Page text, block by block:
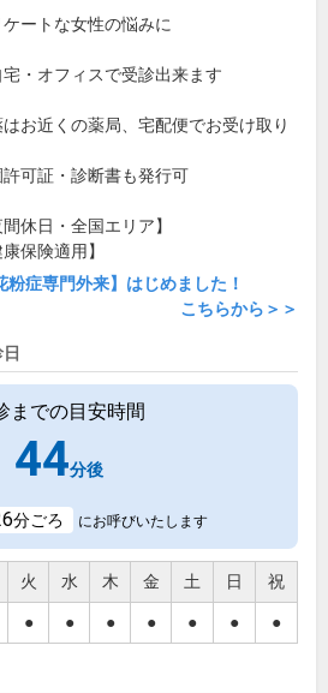
ートな女性の悩みに
宅・オフィスで受診出来ます
はお近くの薬局、宅配便でお受け取り
許可証・診断書も発行可
間休日・全国エリア】
康保険適用】
粉症専門外来】はじめました！
こちらから＞＞
までの目安時間
44分後
分ごろ にお呼びいたします
火 水 木 金 土 日 祝
● ● ● ● ● ● ●